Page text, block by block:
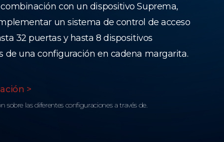
con un dispositivo Suprema,
un sistema de control de acceso
32 puertas y hasta 8 dispositivos
de una configuración en cadena margarita.
>
las diferentes configuraciones a través de.